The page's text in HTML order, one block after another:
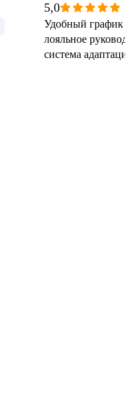
5,0
Удобный график
лояльное
система